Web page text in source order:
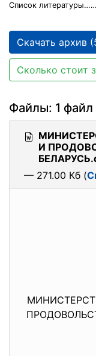
Список
Скачать архив
Сколько стоит
Файлы: 1 файл
И
— 271.00 Кб (